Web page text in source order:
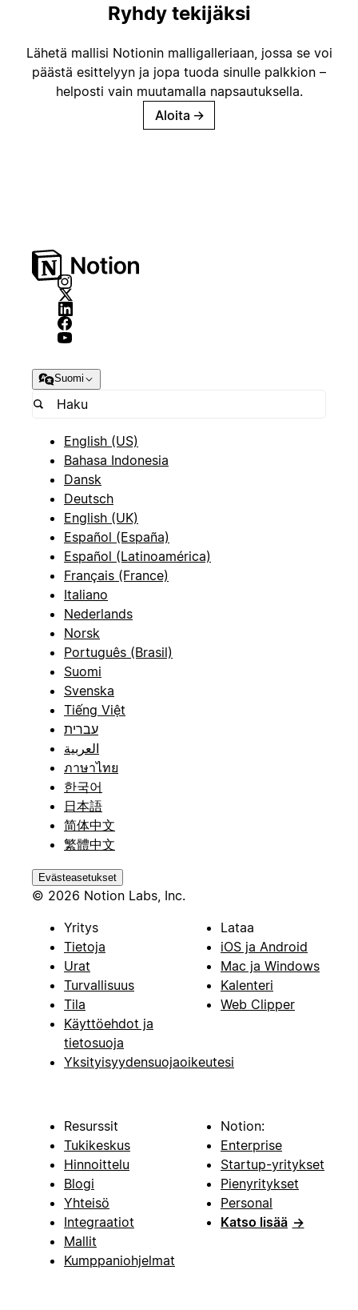
Ryhdy tekijäksi
Lähetä mallisi Notionin malligalleriaan, jossa se voi
päästä esittelyyn ja jopa tuoda sinulle palkkion –
helposti vain muutamalla napsautuksella.
Aloita →
Suomi
English (US)
Bahasa Indonesia
Dansk
Deutsch
English (UK)
Español (España)
Español (Latinoamérica)
Français (France)
Italiano
Nederlands
Norsk
Português (Brasil)
Suomi
Svenska
Tiếng Việt
עברית
العربية
ภาษาไทย
한국어
日本語
简体中文
繁體中文
Evästeasetukset
© 2026 Notion Labs, Inc.
Yritys
Tietoja
Urat
Turvallisuus
Tila
Käyttöehdot ja
tietosuoja
Yksityisyydensuojaoikeutesi
Lataa
iOS ja Android
Mac ja Windows
Kalenteri
Web Clipper
Resurssit
Tukikeskus
Hinnoittelu
Blogi
Yhteisö
Integraatiot
Mallit
Kumppaniohjelmat
Notion:
Enterprise
Startup-yritykset
Pienyritykset
Personal
Katso lisää →